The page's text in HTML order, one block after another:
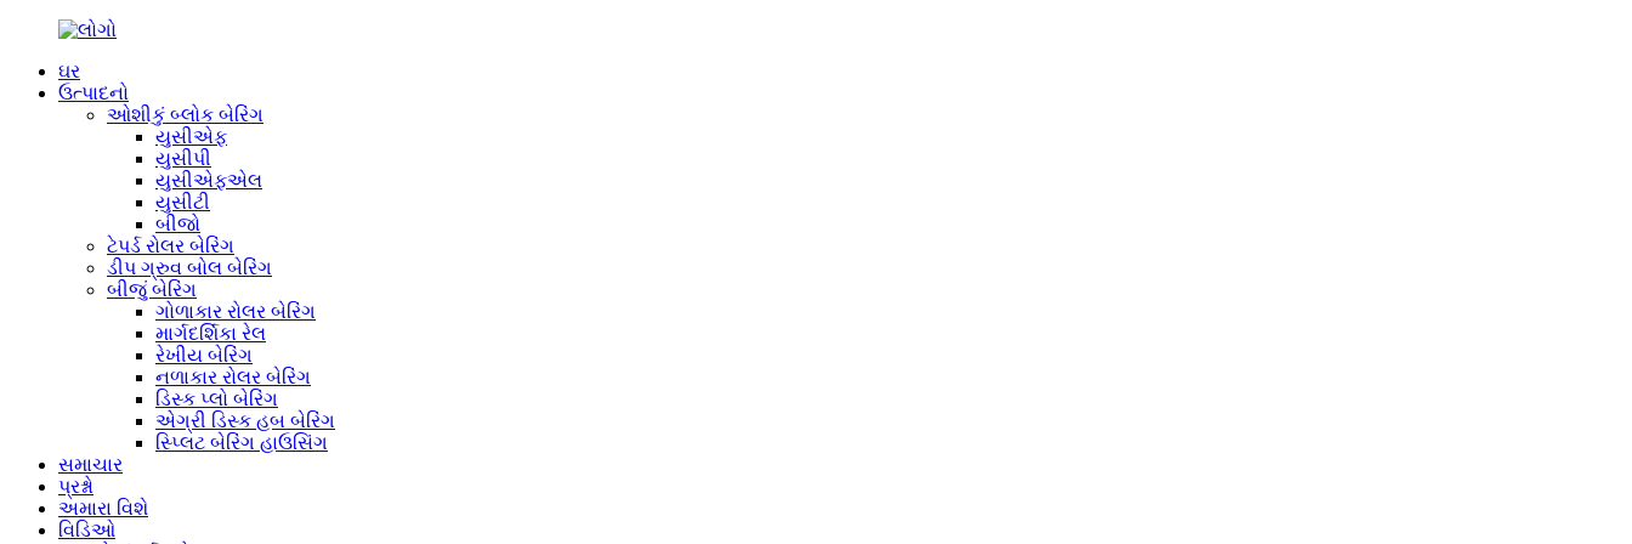
ઘર
ઉત્પાદનો
ઓશીકું બ્લોક બેરિંગ
યુસીએફ
યુસીપી
યુસીએફએલ
યુસીટી
બીજો
ટેપર્ડ રોલર બેરિંગ
ડીપ ગ્રુવ બોલ બેરિંગ
બીજું બેરિંગ
ગોળાકાર રોલર બેરિંગ
માર્ગદર્શિકા રેલ
રેખીય બેરિંગ
નળાકાર રોલર બેરિંગ
ડિસ્ક પ્લો બેરિંગ
એગ્રી ડિસ્ક હબ બેરિંગ
સ્પ્લિટ બેરિંગ હાઉસિંગ
સમાચાર
પ્રશ્નો
અમારા વિશે
વિડિઓ